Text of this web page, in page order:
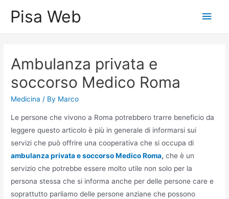
Pisa Web
Main
Ambulanza privata e
soccorso Medico Roma
Medicina / By Marco
Le persone che vivono a Roma potrebbero trarre beneficio da
leggere questo articolo è più in generale di informarsi sui
servizi che può offrire una cooperativa che si occupa di
ambulanza privata e soccorso Medico Roma, che è un
servizio che potrebbe essere molto utile non solo per la
persona stessa che si informa anche per delle persone care e
soprattutto parliamo delle persone anziane che possono